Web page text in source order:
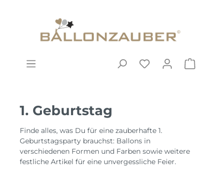
1. Geburtstag
Finde alles, was Du für eine zauberhafte 1.
Geburtstagsparty brauchst: Ballons in
verschiedenen Formen und Farben sowie weitere
festliche Artikel für eine unvergessliche Feier.